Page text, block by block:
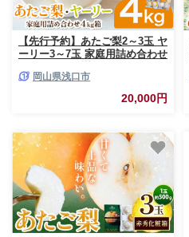
【先行予約】あたご梨2～3玉 ヤ
ーリー3～7玉 家庭用詰め合わせ
月中旬-12月下旬頃より発送予
定》岡山県 浅口市 梨 なし 果物
フルーツ くだもの あたご 訳あ
岡山県浅口市
20,000円